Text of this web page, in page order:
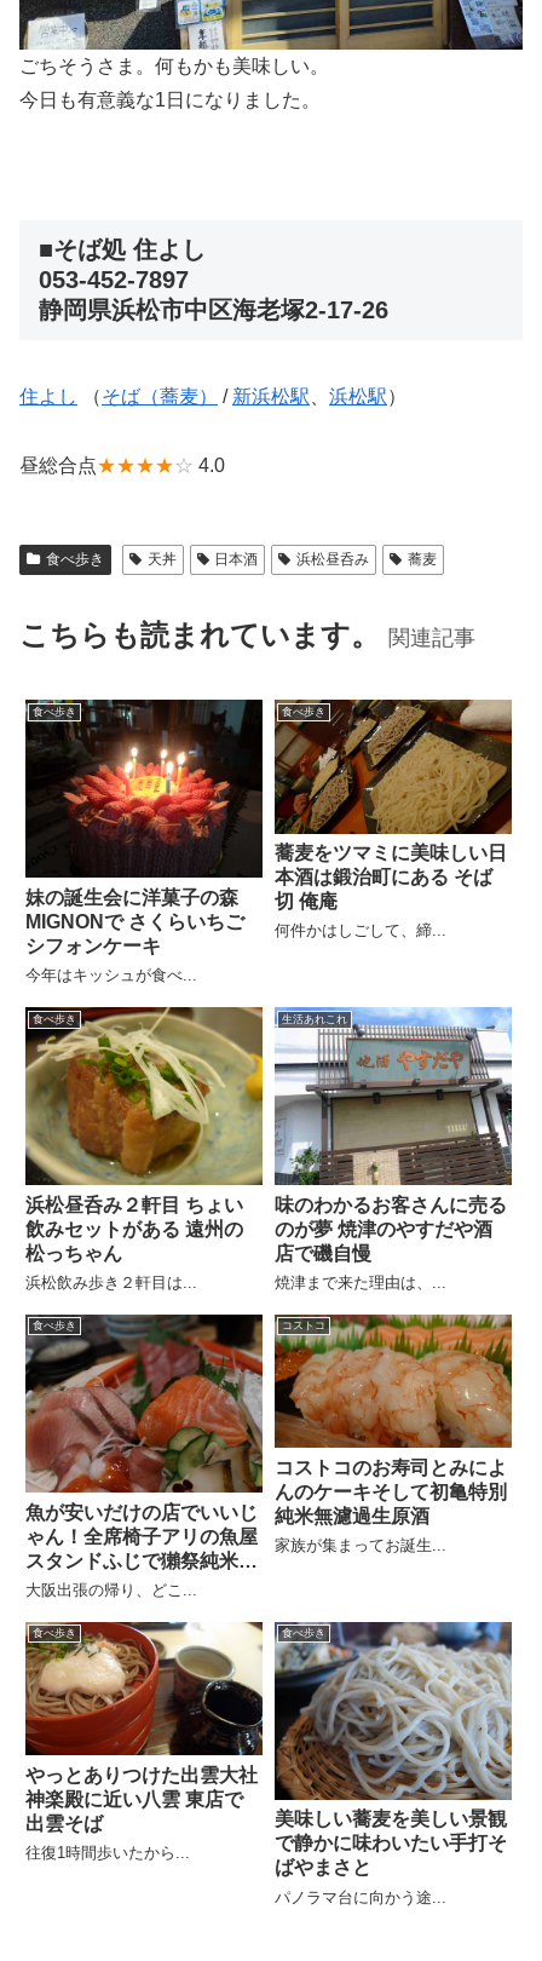
ごちそうさま。何もかも美味しい。
今日も有意義な1日になりました。
■そば処 住よし
053-452-7897
静岡県浜松市中区海老塚2-17-26
住よし （そば（蕎麦） / 新浜松駅 浜松駅）
昼総合点★★★★☆ 4.0
食べ歩き 天丼 日本酒 浜松昼呑み 蕎麦
こちらも読まれています。 関連記事
食べ歩き
妹の誕生会に洋菓子の森
MIGNONで さくらいちご
シフォンケーキ
今年はキッシュが食べ...
食べ歩き
蕎麦をツマミに美味しい日
本酒は鍛治町にある そば
切 俺庵
何件かはしごして、締...
食べ歩き
浜松昼呑み２軒目 ちょい
飲みセットがある 遠州の
松っちゃん
浜松飲み歩き２軒目は...
生活あれこれ
味のわかるお客さんに売る
のが夢 焼津のやすだや酒
店で磯自慢
焼津まで来た理由は、...
食べ歩き
魚が安いだけの店でいいじ
ゃん！全席椅子アリの魚屋
スタンドふじで獺祭純米大
吟醸
大阪出張の帰り、どこ...
コストコ
コストコのお寿司とみによ
んのケーキそして初亀特別
純米無濾過生原酒
家族が集まってお誕生...
食べ歩き
やっとありつけた出雲大社
神楽殿に近い八雲 東店で
出雲そば
往復1時間歩いたから...
食べ歩き
美味しい蕎麦を美しい景観
で静かに味わいたい手打そ
ばやまさと
パノラマ台に向かう途...